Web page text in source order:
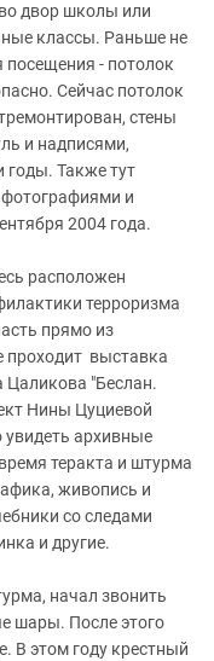
двор школы или
классы. Раньше не
- потолок
Сейчас потолок
стены
и надписями,
годы. Также тут
и
2004 года.
расположен
терроризма
прямо из
проходит выставка
"Беслан.
Нины Цуциевой
архивные
теракта и штурма
живопись и
со следами
и другие.
начал звонить
шары. После этого
В этом году крестный